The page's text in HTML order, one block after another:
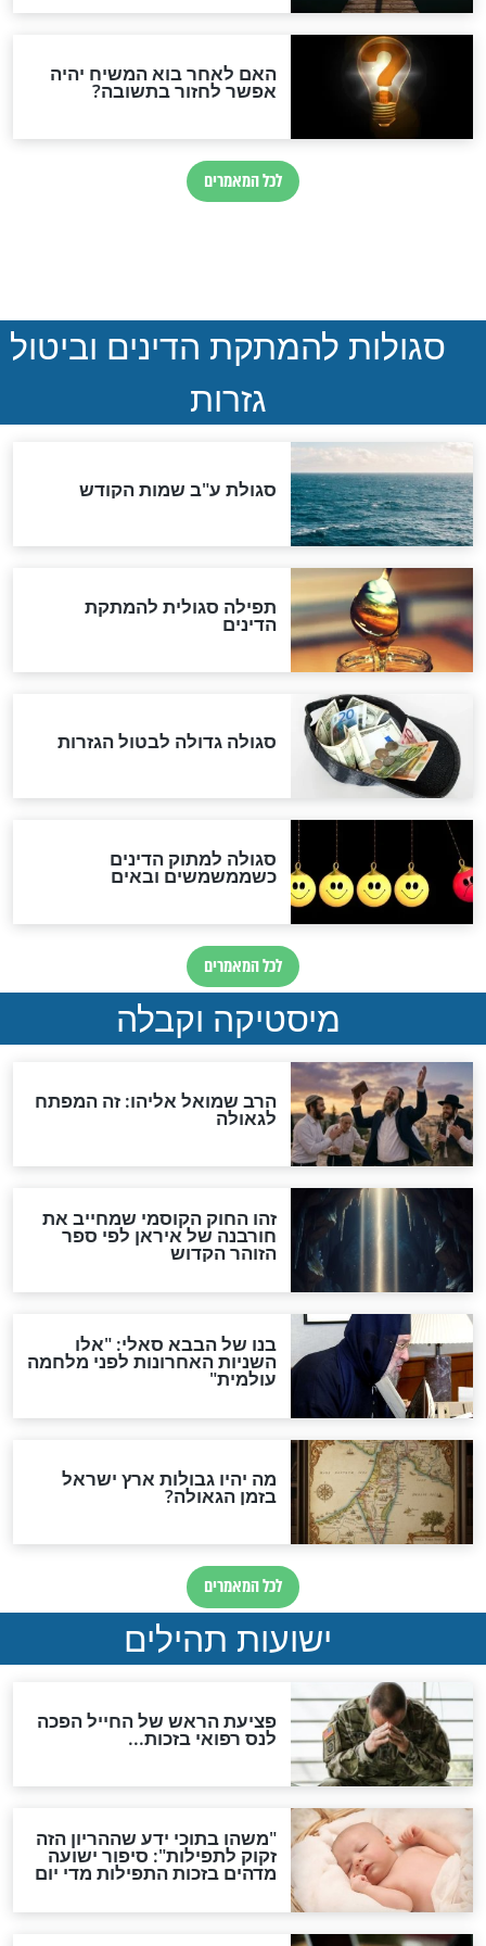
המסמך האבוד שנחשף
במרתפי מוסקבה: כתב היד
"נביא בעיר": מכירת המחלה
לגוי והוספת השם חזקיהו
לרפואת הרב דב הכהן קוק
לכל המאמרים
אחרית הימים
האם אפשר לחשב את הקץ?
מה יהיה בימות המשיח?
"לפני הגאולה תהיה אפיקורסות
והכחשה גדולה מאוד של
האמונה"
האם לאחר בוא המשיח יהיה
אפשר לחזור בתשובה?
לכל המאמרים
להמתקת הדינים וביטול
גזרות
סגולת ע"ב שמות הקודש
תפילה סגולית להמתקת
הדינים